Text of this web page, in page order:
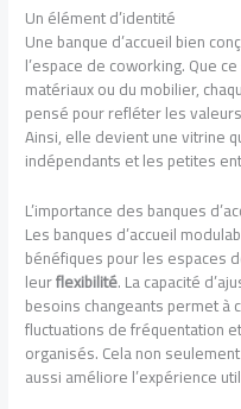
Un élément d’identité
Une banque d’accueil bien
l’espace de coworking. Que
matériaux ou du mobilier,
pensé pour refléter les
Ainsi, elle devient une vitrine
indépendants et les petites
L’importance des banques
Les banques d’accueil
bénéfiques pour les espaces
leurflexibilité. La capacité
besoins changeants permet à
fluctuations de fréquentation
organisés. Cela non
aussi améliore l’expérience